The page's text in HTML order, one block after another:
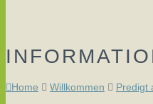
Home Willkommen Predigt